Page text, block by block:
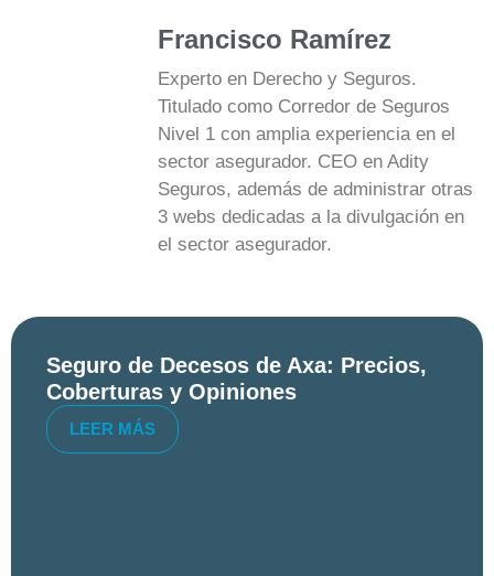
Francisco Ramírez
Experto en Derecho y Seguros.
Titulado como Corredor de Seguros
Nivel 1 con amplia experiencia en el
sector asegurador. CEO en Adity
Seguros, además de administrar otras
3 webs dedicadas a la divulgación en
el sector asegurador.
Seguro de Decesos de Axa: Precios,
Coberturas y Opiniones
LEER MÁS